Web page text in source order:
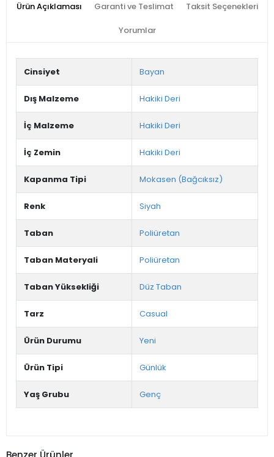
Ürün Açıklaması Garanti ve Teslimat Taksit Seçenekleri
Yorumlar
Cinsiyet Bayan
Dış Malzeme Hakiki Deri
İç Malzeme Hakiki Deri
İç Zemin Hakiki Deri
Kapanma Tipi Mokasen (Bağcıksız)
Renk Siyah
Taban Poliüretan
Taban Materyali Poliüretan
Taban Yüksekliği Düz Taban
Tarz Casual
Ürün Durumu Yeni
Ürün Tipi Günlük
Yaş Grubu Genç